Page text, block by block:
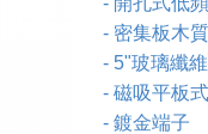
- 密集板木
- 5"玻璃纖
- 磁吸平板
- 鍍金端子